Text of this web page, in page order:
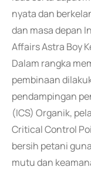
nyata dan
dan masa depan
Affairs Astra Boy
Dalam rangka
pembinaan
pendampingan
(ICS) Organik,
Critical Control
bersih petani
mutu dan